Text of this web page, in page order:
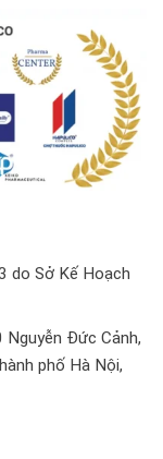
do Sở Kế Hoạch
Nguyễn Đức Cảnh,
phố Hà Nội,